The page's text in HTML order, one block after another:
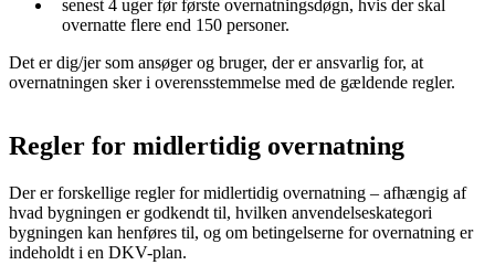
senest 4 uger før første overnatningsdøgn, hvis der skal
overnatte flere end 150 personer.
Det er dig/jer som ansøger og bruger, der er ansvarlig for, at
overnatningen sker i overensstemmelse med de gældende regler.
Regler for midlertidig overnatning
Der er forskellige regler for midlertidig overnatning – afhængig af
hvad bygningen er godkendt til, hvilken anvendelseskategori
bygningen kan henføres til, og om betingelserne for overnatning er
indeholdt i en DKV-plan.